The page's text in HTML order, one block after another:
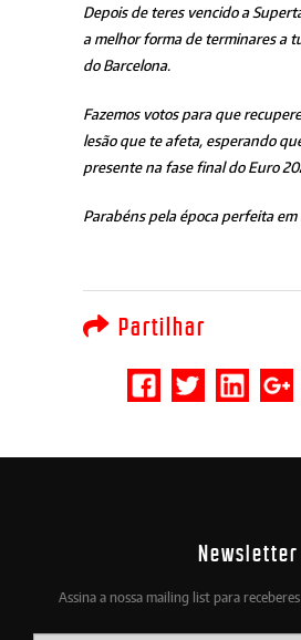
Depois de teres vencido a
a melhor forma de terminares a
do Barcelona.
Fazemos votos para que
lesão que te afeta, esperando
presente na fase final do Euro
Parabéns pela época perfeita em
Partilhar
Newsletter
Assina a nossa mailing list para